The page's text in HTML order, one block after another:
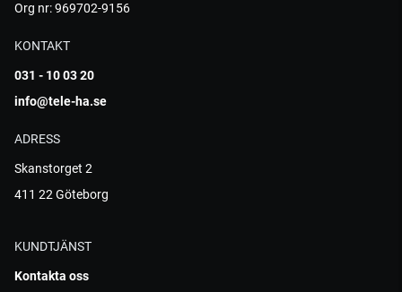
Org nr: 969702-9156
KONTAKT
031 - 10 03 20
info@tele-ha.se
ADRESS
Skanstorget 2
411 22 Göteborg
KUNDTJÄNST
Kontakta oss